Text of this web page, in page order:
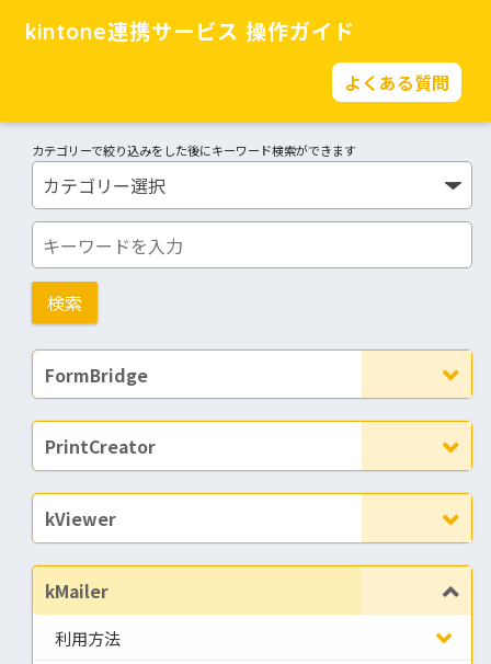
kintone連携サービス 操作ガイド
よくある質問
カテゴリーで絞り込みをした後にキーワード検索ができます
FormBridge
PrintCreator
kViewer
kMailer
利用方法